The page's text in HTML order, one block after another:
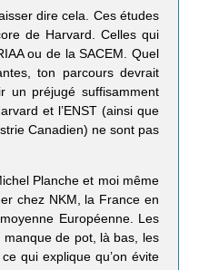
dire cela. Ces études
de Harvard. Celles qui
ou de la SACEM. Quel
ton parcours devrait
un préjugé suffisamment
et l’ENST (ainsi que
Canadien) ne sont pas
Planche et moi même
chez NKM, la France en
Européenne. Les
de pot, là bas, les
qui explique qu’on évite